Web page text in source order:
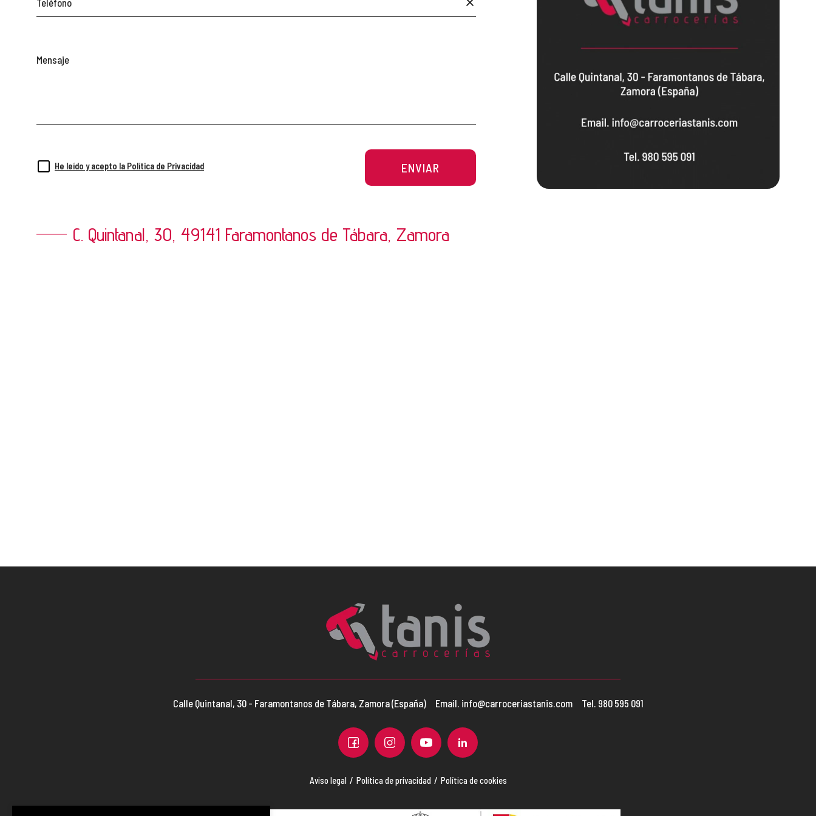
Teléfono
Mensaje
He leído y acepto la Política de Privacidad ENVIAR
C. Quintanal, 30, 49141 Faramontanos de Tábara, Zamora
Calle Quintanal, 30 - Faramontanos de Tábara, Zamora (España) Email. info@carroceriastanis.com Tel. 980 595 091
Aviso legal Política de privacidad Política de cookies